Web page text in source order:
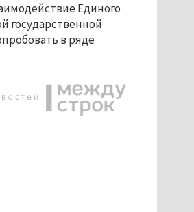
Единого
государственной
в ряде